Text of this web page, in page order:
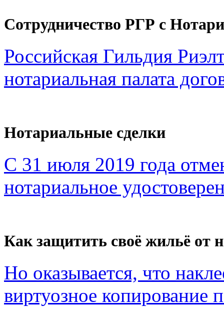
Сотрудничество РГР с
Российская Гильдия
нотариальная палата
Нотариальные сделки
С 31 июля 2019 года
нотариальное
Как защитить своё жильё от
Но оказывается, что
виртуозное копирование